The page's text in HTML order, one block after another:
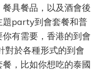
具餐品，以及酒會後
題party到會套餐和普
有需要，香港的到會
對於各種形式的到會
，比如你想吃的泰國